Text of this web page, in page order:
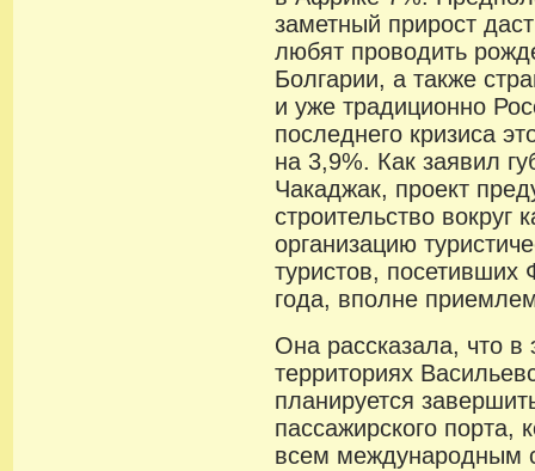
заметный прирост
любят проводить
Болгарии, а также
и уже традиционно
последнего кризиса
на 3,9%. Как заявил
Чакаджак, проект
строительство вокруг
организацию
туристов, посетивших
года, вполне
Она рассказала, что
территориях
планируется
пассажирского порта,
всем международным